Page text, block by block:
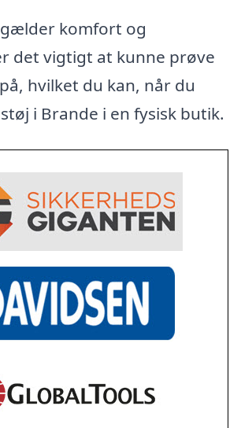
komfort og
det vigtigt at kunne prøve
hvilket du kan, når du
i Brande i en fysisk butik.